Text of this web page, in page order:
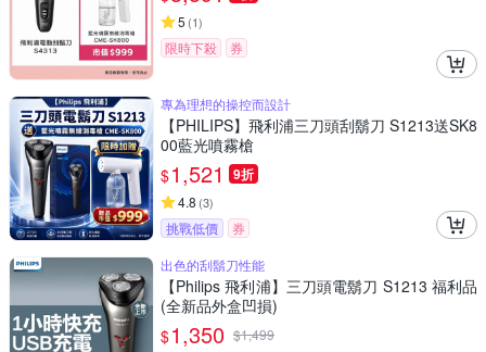
5 (1)
限時下殺 券
專為理想的操控而設計
【PHILIPS】飛利浦三刀頭刮鬍刀 S1213送SK8
00藍光噴霧槍
$1,521 9折
4.8 (3)
挑戰低價
券
出色的刮鬍刀性能
【Philips 飛利浦】三刀頭電鬍刀 S1213 福利品
(全新品外盒凹損)
$1,350 $1,499